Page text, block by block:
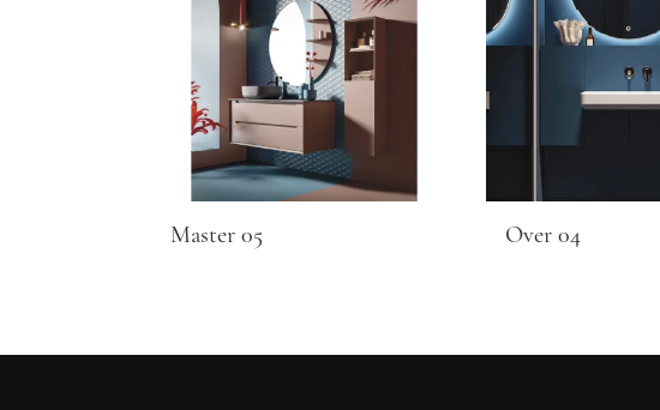
Master 05 Over 04